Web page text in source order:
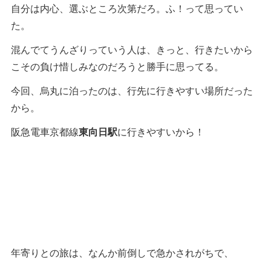
自分は内心、選ぶところ次第だろ。ふ！って思ってい
た。
混んでてうんざりっていう人は、きっと、行きたいから
こその負け惜しみなのだろうと勝手に思ってる。
今回、烏丸に泊ったのは、行先に行きやすい場所だった
から。
阪急電車京都線東向日駅に行きやすいから！
年寄りとの旅は、なんか前倒しで急かされがちで、